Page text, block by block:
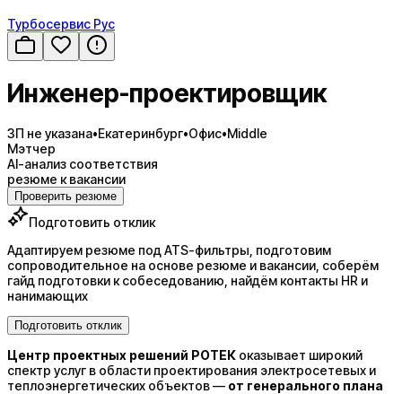
Турбосервис Рус
Инженер-проектировщик
ЗП не указана•Екатеринбург•Офис•Middle
Мэтчер
AI-анализ соответствия
резюме к вакансии
Проверить резюме
Подготовить отклик
Адаптируем резюме под ATS-фильтры, подготовим
сопроводительное на основе резюме и вакансии, соберём
гайд подготовки к собеседованию, найдём контакты HR и
нанимающих
Подготовить отклик
Центр проектных решений РОТЕК оказывает широкий
спектр услуг в области проектирования электросетевых и
теплоэнергетических объектов — от генерального плана